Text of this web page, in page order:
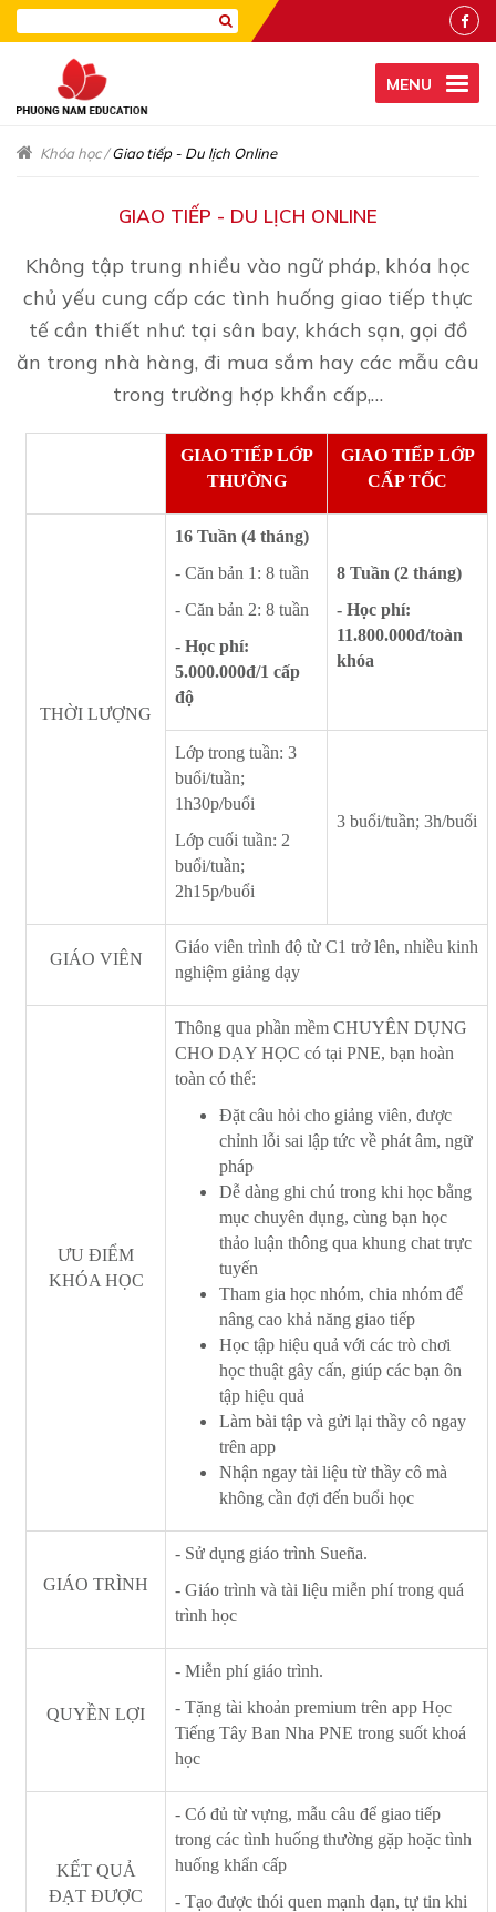
MENU
Khóa học/Giao tiếp - Du lịch Online
GIAO TIẾP - DU LỊCH ONLINE
Không tập trung nhiều vào ngữ pháp, khóa học
chủ yếu cung cấp các tình huống giao tiếp thực
tế cần thiết như: tại sân bay, khách sạn, gọi đồ
ăn trong nhà hàng, đi mua sắm hay các mẫu câu
trong trường hợp khẩn cấp,…
GIAO TIẾP LỚP
THƯỜNG
GIAO TIẾP LỚP
CẤP TỐC
THỜI LƯỢNG
16 Tuần (4 tháng)
- Căn bản 1: 8 tuần
- Căn bản 2: 8 tuần
- Học phí:
5.000.000đ/1 cấp
độ
8 Tuần (2 tháng)
- Học phí:
11.800.000đ/toàn
khóa
Lớp trong tuần: 3
buổi/tuần;
1h30p/buổi
Lớp cuối tuần: 2
buổi/tuần;
2h15p/buổi
3 buổi/tuần; 3h/buổi
GIÁO VIÊN
Giáo viên trình độ từ C1 trở lên, nhiều kinh
nghiệm giảng dạy
ƯU ĐIỂM
KHÓA HỌC
Thông qua phần mềm CHUYÊN DỤNG
CHO DẠY HỌC có tại PNE, bạn hoàn
toàn có thể:
Đặt câu hỏi cho giảng viên, được
chỉnh lỗi sai lập tức về phát âm, ngữ
pháp
Dễ dàng ghi chú trong khi học bằng
mục chuyên dụng, cùng bạn học
thảo luận thông qua khung chat trực
tuyến
Tham gia học nhóm, chia nhóm để
nâng cao khả năng giao tiếp
Học tập hiệu quả với các trò chơi
học thuật gây cấn, giúp các bạn ôn
tập hiệu quả
Làm bài tập và gửi lại thầy cô ngay
trên app
Nhận ngay tài liệu từ thầy cô mà
không cần đợi đến buổi học
GIÁO TRÌNH
- Sử dụng giáo trình Sueña.
- Giáo trình và tài liệu miễn phí trong quá
trình học
QUYỀN LỢI
- Miễn phí giáo trình.
- Tặng tài khoản premium trên app Học
Tiếng Tây Ban Nha PNE trong suốt khoá
học
KẾT QUẢ
ĐẠT ĐƯỢC
- Có đủ từ vựng, mẫu câu để giao tiếp
trong các tình huống thường gặp hoặc tình
huống khẩn cấp
- Tạo được thói quen mạnh dạn, tự tin khi